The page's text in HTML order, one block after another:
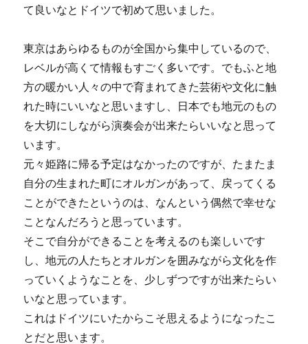
て良いなとドイツで初めて思いました。
東京はあらゆるものが全国から集中しているので、
レベルが高くて情報もすごく多いです。でもふと地
方の暖かい人々の中で育まれてきた芸術や文化に触
れた時にいいなと思いますし、日本でも地元のもの
を大切にしながら演奏会が出来たらいいなと思って
います。
元々姫路に帰る予定はなかったのですが、たまたま
自分の生まれた町にオルガンがあって、戻ってくる
ことができたというのは、なんという偶然で幸せな
ことなんだろうと思っています。
そこで自分ができることを考えるのも楽しいです
し、地元の人たちとオルガンを囲みながら文化を作
っていくようなことを、少しずつですが出来たらい
いなと思っています。
これはドイツにいたからこそ思えるようになったこ
とだと思います。